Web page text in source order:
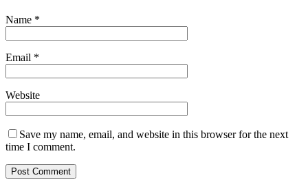
Name *
Email *
Website
Save my name, email, and website in this browser for the next
time I comment.